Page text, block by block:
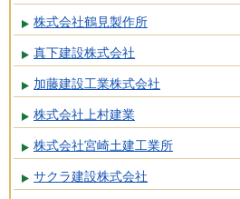
株式会社鶴見製作所
真下建設株式会社
加藤建設工業株式会社
株式会社上村建業
株式会社宮崎土建工業所
サクラ建設株式会社